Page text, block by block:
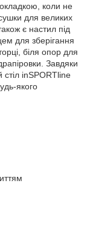
коли не
для великих
є настил під
для зберігання
біля опор для
Завдяки
inSPORTline
якого